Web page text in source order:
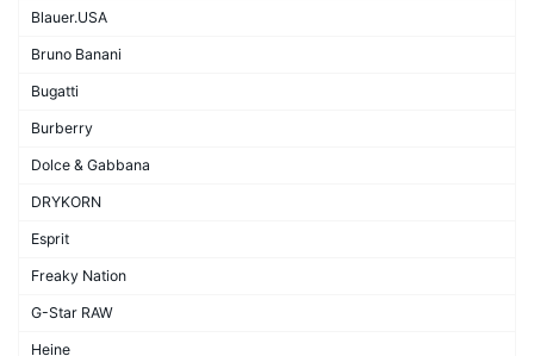
Blauer.USA
Bruno Banani
Bugatti
Burberry
Dolce & Gabbana
DRYKORN
Esprit
Freaky Nation
G-Star RAW
Heine